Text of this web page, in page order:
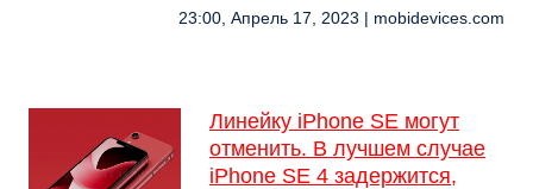
23:00, Апрель 17, 2023 | mobidevices.com
Линейку iPhone SE могут
отменить. В лучшем случае
iPhone SE 4 задержится,